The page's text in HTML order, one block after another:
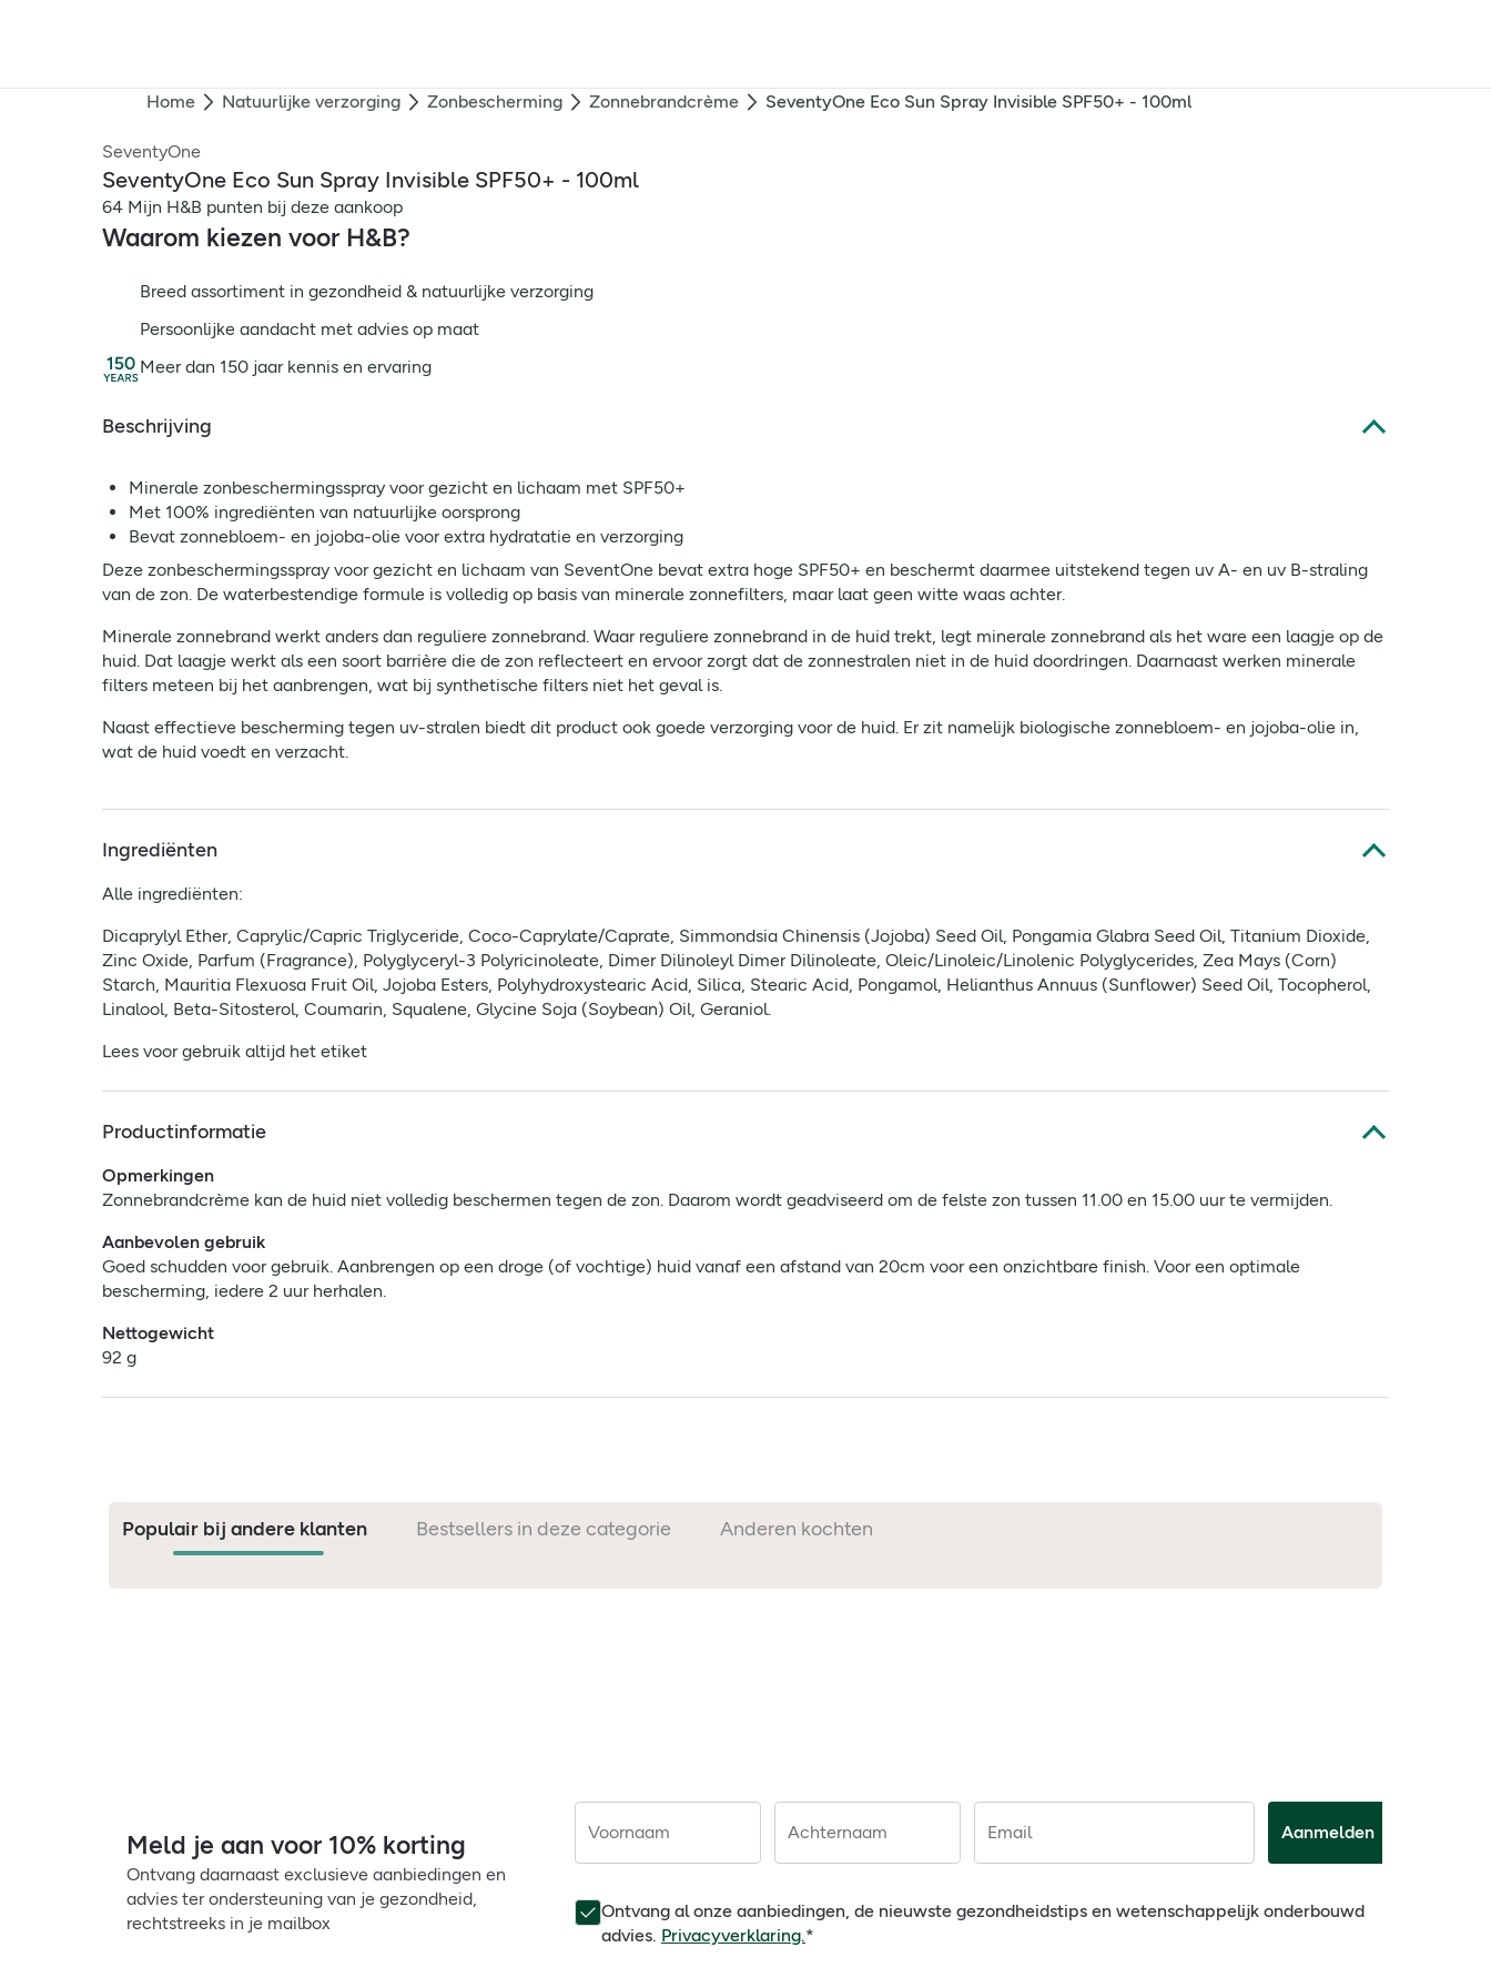
Home Natuurlijke verzorging Zonbescherming Zonnebrandcrème SeventyOne Eco Sun Spray Invisible SPF50+ - 100ml
SeventyOne
SeventyOne Eco Sun Spray Invisible SPF50+ - 100ml
64 Mijn H&B punten bij deze aankoop
Waarom kiezen voor H&B?
Breed assortiment in gezondheid & natuurlijke verzorging
Persoonlijke aandacht met advies op maat
Meer dan 150 jaar kennis en ervaring
Beschrijving
Minerale zonbeschermingsspray voor gezicht en lichaam met SPF50+
Met 100% ingrediënten van natuurlijke oorsprong
Bevat zonnebloem- en jojoba-olie voor extra hydratatie en verzorging
Deze zonbeschermingsspray voor gezicht en lichaam van SeventOne bevat extra hoge SPF50+ en beschermt daarmee uitstekend tegen uv A- en uv B-straling
van de zon. De waterbestendige formule is volledig op basis van minerale zonnefilters, maar laat geen witte waas achter.
Minerale zonnebrand werkt anders dan reguliere zonnebrand. Waar reguliere zonnebrand in de huid trekt, legt minerale zonnebrand als het ware een laagje op de
huid. Dat laagje werkt als een soort barrière die de zon reflecteert en ervoor zorgt dat de zonnestralen niet in de huid doordringen. Daarnaast werken minerale
filters meteen bij het aanbrengen, wat bij synthetische filters niet het geval is.
Naast effectieve bescherming tegen uv-stralen biedt dit product ook goede verzorging voor de huid. Er zit namelijk biologische zonnebloem- en jojoba-olie in,
wat de huid voedt en verzacht.
Ingrediënten
Alle ingrediënten:
Dicaprylyl Ether, Caprylic/Capric Triglyceride, Coco-Caprylate/Caprate, Simmondsia Chinensis (Jojoba) Seed Oil, Pongamia Glabra Seed Oil, Titanium Dioxide,
Zinc Oxide, Parfum (Fragrance), Polyglyceryl-3 Polyricinoleate, Dimer Dilinoleyl Dimer Dilinoleate, Oleic/Linoleic/Linolenic Polyglycerides, Zea Mays (Corn)
Starch, Mauritia Flexuosa Fruit Oil, Jojoba Esters, Polyhydroxystearic Acid, Silica, Stearic Acid, Pongamol, Helianthus Annuus (Sunflower) Seed Oil, Tocopherol,
Linalool, Beta-Sitosterol, Coumarin, Squalene, Glycine Soja (Soybean) Oil, Geraniol.
Lees voor gebruik altijd het etiket
Productinformatie
Opmerkingen
Zonnebrandcrème kan de huid niet volledig beschermen tegen de zon. Daarom wordt geadviseerd om de felste zon tussen 11.00 en 15.00 uur te vermijden.
Aanbevolen gebruik
Goed schudden voor gebruik. Aanbrengen op een droge (of vochtige) huid vanaf een afstand van 20cm voor een onzichtbare finish. Voor een optimale
bescherming, iedere 2 uur herhalen.
Nettogewicht
92 g
Populair bij andere klanten Bestsellers in deze categorie Anderen kochten ook
Meld je aan voor 10% korting
Ontvang daarnaast exclusieve aanbiedingen en
advies ter ondersteuning van je gezondheid,
rechtstreeks in je mailbox
Voornaam Achternaam Email Aanmelden
Ontvang al onze aanbiedingen, de nieuwste gezondheidstips en wetenschappelijk onderbouwd
advies. Privacyverklaring.*